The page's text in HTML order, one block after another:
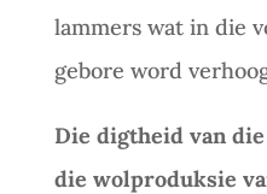
lammers wat in die
gebore word
Die digtheid van
die wolproduksie